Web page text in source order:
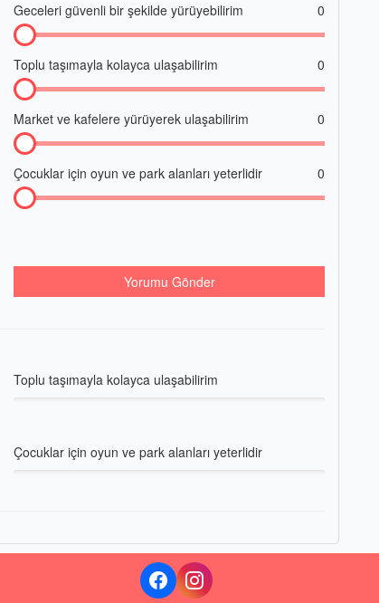
Geceleri güvenli bir şekilde yürüyebilirim 0
Toplu taşımayla kolayca ulaşabilirim 0
Market ve kafelere yürüyerek ulaşabilirim 0
Çocuklar için oyun ve park alanları yeterlidir 0
Yorumu Gönder
Toplu taşımayla kolayca ulaşabilirim
Çocuklar için oyun ve park alanları yeterlidir